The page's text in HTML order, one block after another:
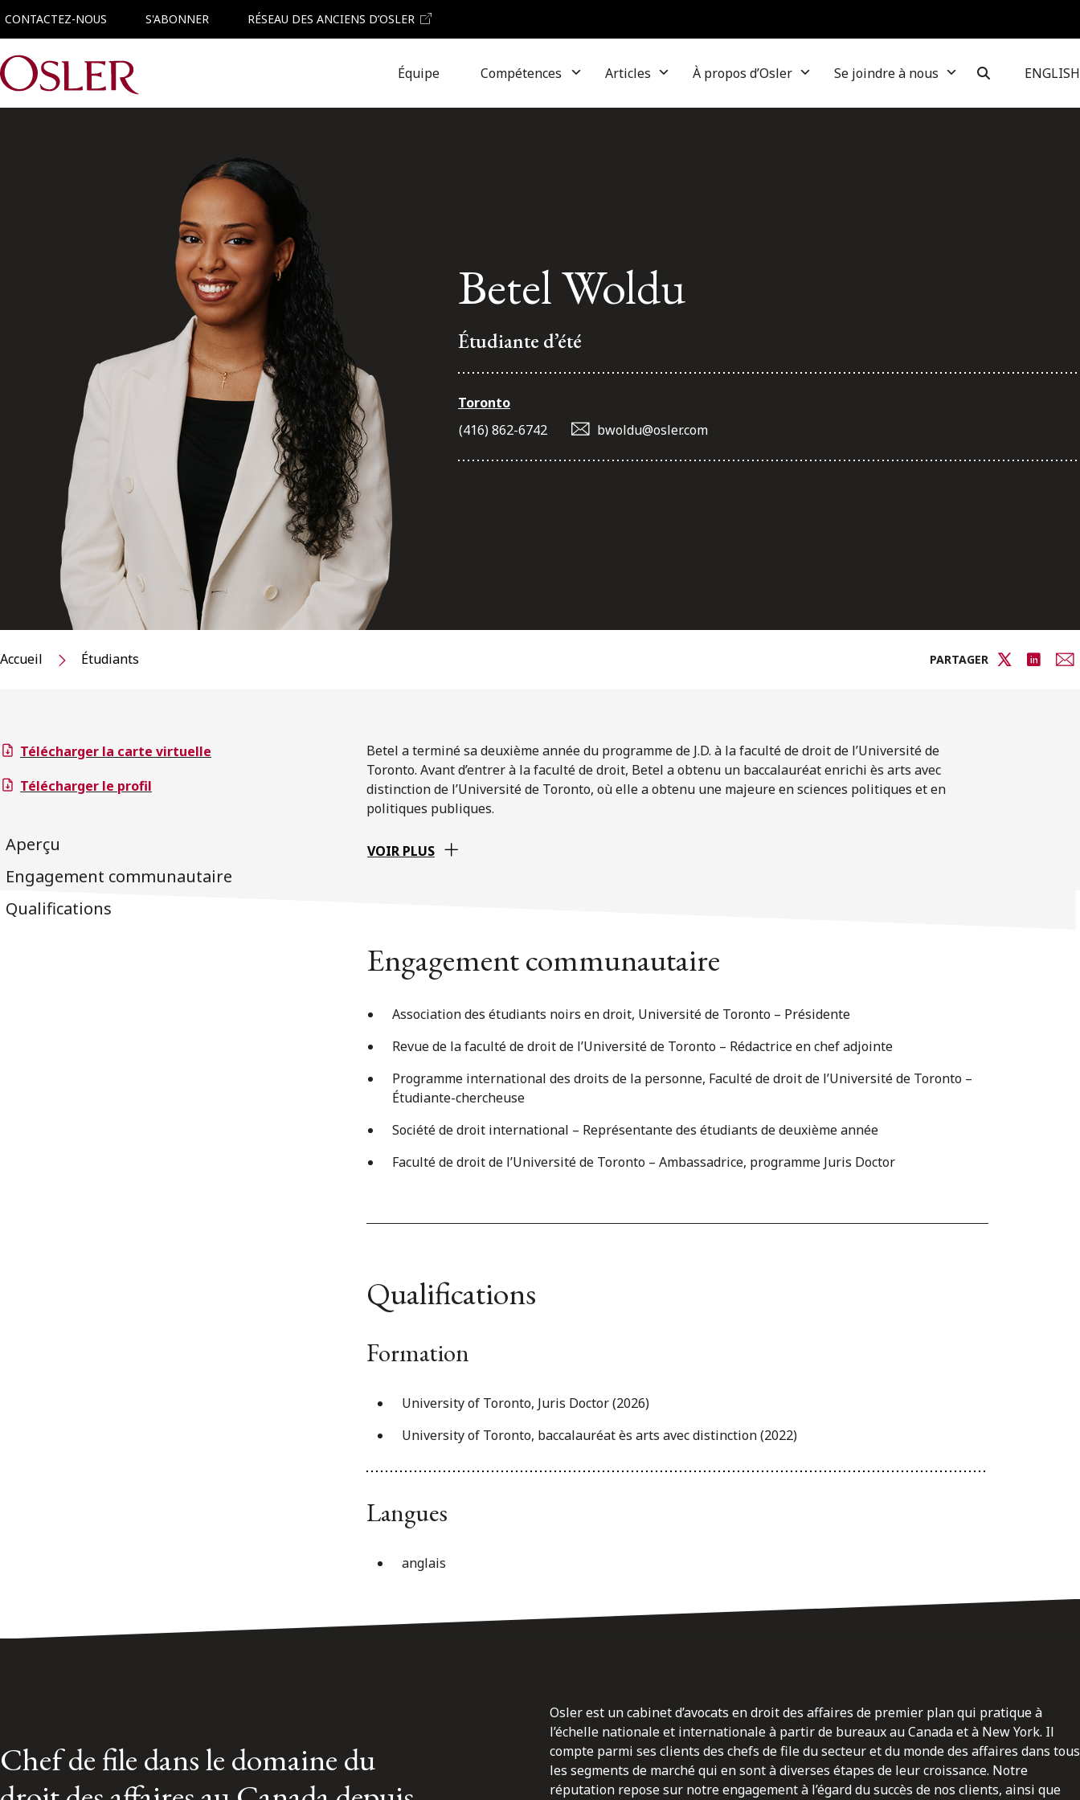
CONTACTEZ-NOUS S'ABONNER RÉSEAU DES ANCIENS D’OSLER
Main Navigation Équipe Compétences Articles À propos d’Osler Se joindre à nous ENGLISH
Betel Woldu
Étudiante d’été
Toronto
(416) 862-6742
bwoldu@osler.com
Accueil Étudiants PARTAGER
Télécharger la carte virtuelle
Télécharger le profil
Aperçu
Engagement communautaire
Qualifications
Betel a terminé sa deuxième année du programme de J.D. à la faculté de droit de l’Université de
Toronto. Avant d’entrer à la faculté de droit, Betel a obtenu un baccalauréat enrichi ès arts avec
distinction de l’Université de Toronto, où elle a obtenu une majeure en sciences politiques et en
politiques publiques.
VOIR PLUS
Engagement communautaire
Association des étudiants noirs en droit, Université de Toronto – Présidente
Revue de la faculté de droit de l’Université de Toronto – Rédactrice en chef adjointe
Programme international des droits de la personne, Faculté de droit de l’Université de Toronto –
Étudiante-chercheuse
Société de droit international – Représentante des étudiants de deuxième année
Faculté de droit de l’Université de Toronto – Ambassadrice, programme Juris Doctor
Qualifications
Formation
University of Toronto, Juris Doctor (2026)
University of Toronto, baccalauréat ès arts avec distinction (2022)
Langues
anglais
Chef de file dans le domaine du
Osler est un cabinet d’avocats en droit des affaires de premier plan qui pratique à
l’échelle nationale et internationale à partir de bureaux au Canada et à New York. Il
compte parmi ses clients des chefs de file du secteur et du monde des affaires dans tous
les segments de marché qui en sont à diverses étapes de leur croissance. Notre
réputation repose sur notre engagement à l’égard du succès de nos clients, ainsi que